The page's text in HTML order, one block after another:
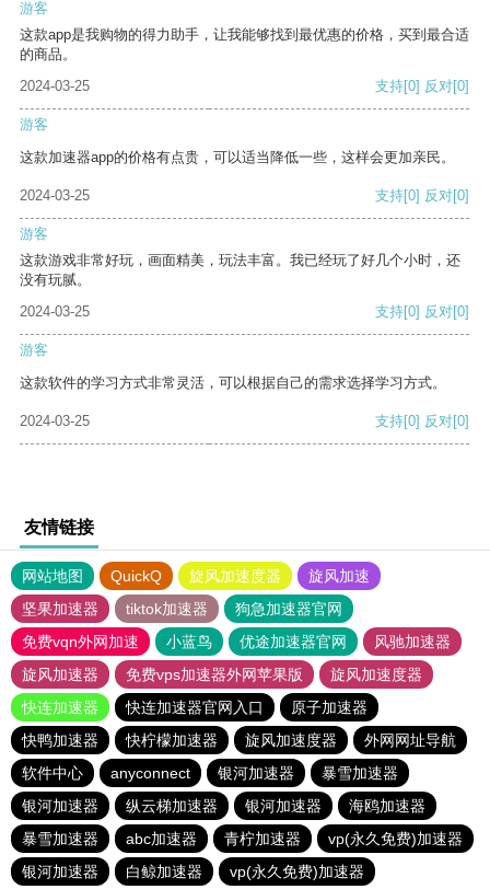
游客
这款app是我购物的得力助手，让我能够找到最优惠的价格，买到最合适
的商品。
2024-03-25
支持[0] 反对[0]
游客
这款加速器app的价格有点贵，可以适当降低一些，这样会更加亲民。
2024-03-25 支持[0] 反对[0]
游客
这款游戏非常好玩，画面精美，玩法丰富。我已经玩了好几个小时，还
没有玩腻。
2024-03-25
支持[0] 反对[0]
游客
这款软件的学习方式非常灵活，可以根据自己的需求选择学习方式。
2024-03-25 支持[0] 反对[0]
友情链接
网站地图 QuickQ 旋风加速度器
旋风加速
坚果加速器
tiktok加速器
狗急加速器官网
免费vqn外网加速
小蓝鸟 优途加速器官网
风驰加速器
旋风加速器
免费vps加速器外网苹果版
旋风加速度器
快连加速器
快连加速器官网入口
原子加速器
快鸭加速器
快柠檬加速器 旋风加速度器
外网网址导航
软件中心
anyconnect 银河加速器
暴雪加速器
银河加速器
纵云梯加速器 银河加速器
海鸥加速器
暴雪加速器
abc加速器 青柠加速器
vp(永久免费)加速器
银河加速器
白鲸加速器 vp(永久免费)加速器